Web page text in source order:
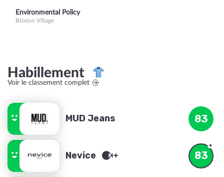
Environmental Policy
Brixton Village
Habillement
Voir le classement complet
MUD Jeans 83
Nevice 83